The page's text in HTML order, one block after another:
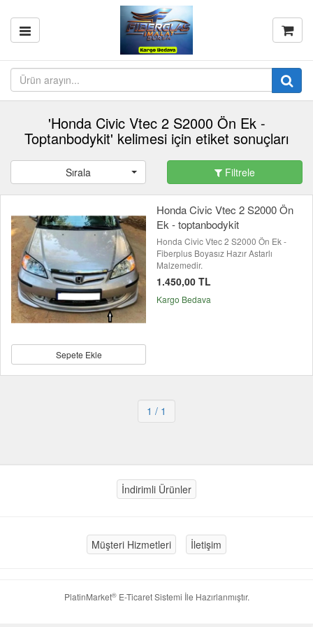
'Honda Civic Vtec 2 S2000 Ön Ek -
Toptanbodykit' kelimesi için etiket sonuçları
Sırala Filtrele
Sepete Ekle
Honda Civic Vtec 2 S2000 Ön
Ek - toptanbodykit
Honda Civic Vtec 2 S2000 Ön Ek -
Fiberplus Boyasız Hazır Astarlı
Malzemedir.
1.450,00 TL
Kargo Bedava
1 / 1
İndirimli Ürünler
Müşteri Hizmetleri İletişim
PlatinMarket®E-Ticaret Sistemi İle Hazırlanmıştır.